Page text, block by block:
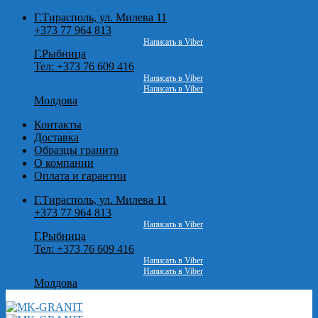
Skip
Г.Тирасполь, ул. Милева 11
+373 77 964 813
Написать в Viber
Г.Рыбница
Тел: +373 76 609 416
Написать в Viber
Написать в Viber
Молдова
Контакты
Доставка
Образцы гранита
О компании
Оплата и гарантии
Г.Тирасполь, ул. Милева 11
+373 77 964 813
Написать в Viber
Г.Рыбница
Тел: +373 76 609 416
Написать в Viber
Написать в Viber
Молдова